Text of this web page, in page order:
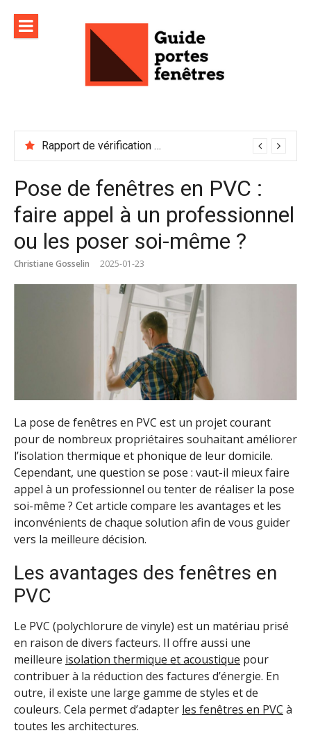
contenu
Rapport de vérification sécurité : à conserver précieusement
Pose de fenêtres en PVC :
faire appel à un professionnel
ou les poser soi-même ?
Christiane Gosselin 2025-01-23
La pose de fenêtres en PVC est un projet courant
pour de nombreux propriétaires souhaitant améliorer
l’isolation thermique et phonique de leur domicile.
Cependant, une question se pose : vaut-il mieux faire
appel à un professionnel ou tenter de réaliser la pose
soi-même ? Cet article compare les avantages et les
inconvénients de chaque solution afin de vous guider
vers la meilleure décision.
Les avantages des fenêtres en
PVC
Le PVC (polychlorure de vinyle) est un matériau prisé
en raison de divers facteurs. Il offre aussi une
meilleure isolation thermique et acoustique pour
contribuer à la réduction des factures d’énergie. En
outre, il existe une large gamme de styles et de
couleurs. Cela permet d’adapter les fenêtres en PVC à
toutes les architectures.